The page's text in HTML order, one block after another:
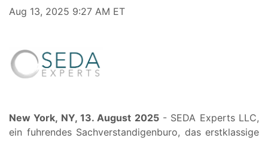
Aug 13, 2025 9:27 AM ET
New York, NY, 13. August 2025- SEDA Experts LLC,
ein fuhrendes Sachverstandigenburo, das erstklassige